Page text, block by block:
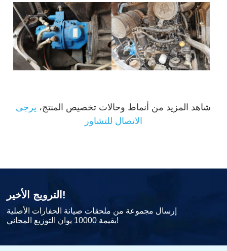
شاهد المزيد من أنماط وحالات تخصيص المنتج، يرجى
الاتصال للتشاور
الترويج الأخير!
إرسال مجموعة من ملحقات صيانة الحفارات الأصلية
بقيمة 10000 يوان التوزيع المجاني!